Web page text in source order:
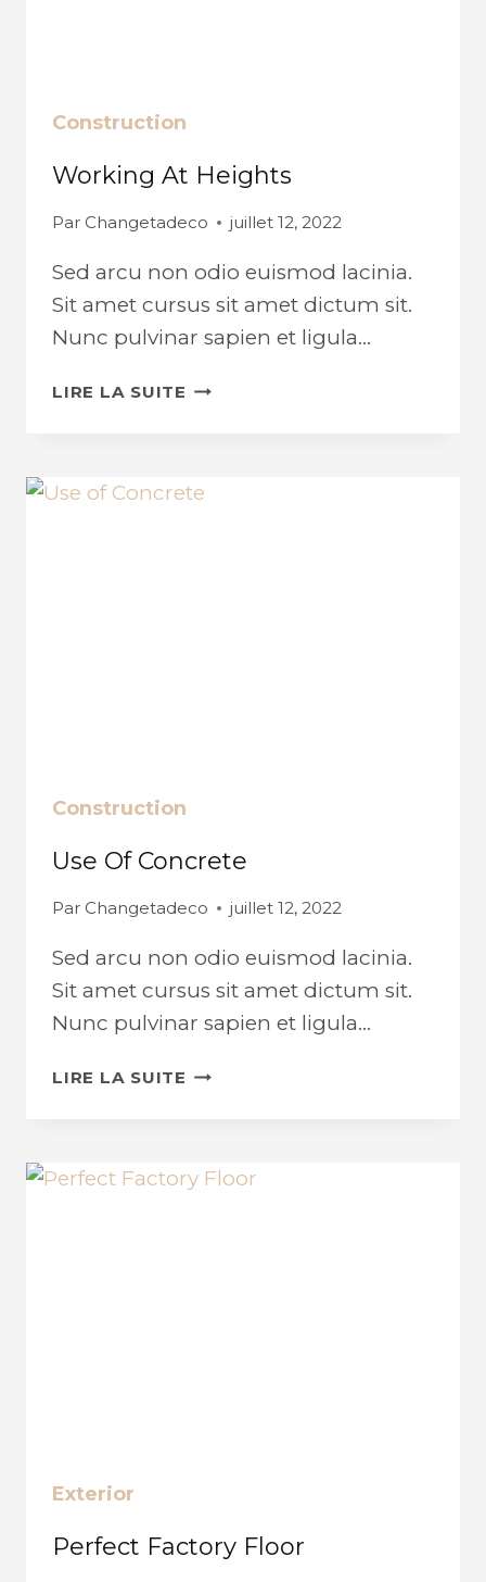
Construction
Working At Heights
Par Changetadeco juillet 12, 2022
Sed arcu non odio euismod lacinia.
Sit amet cursus sit amet dictum sit.
Nunc pulvinar sapien et ligula…
LIRE LA SUITE WORKING
Construction
Use Of Concrete
Par Changetadeco juillet 12, 2022
Sed arcu non odio euismod lacinia.
Sit amet cursus sit amet dictum sit.
Nunc pulvinar sapien et ligula…
LIRE LA SUITE USE
Exterior
Perfect Factory Floor